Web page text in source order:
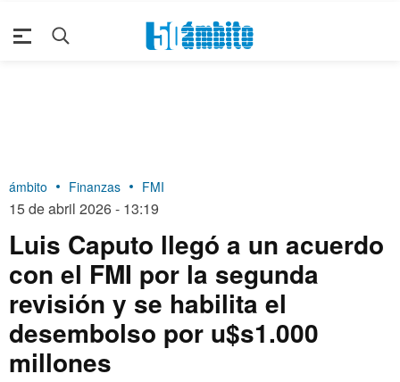
ámbito Finanzas FMI
15 de abril 2026 - 13:19
Luis Caputo llegó a un acuerdo
con el FMI por la segunda
revisión y se habilita el
desembolso por u$s1.000
millones